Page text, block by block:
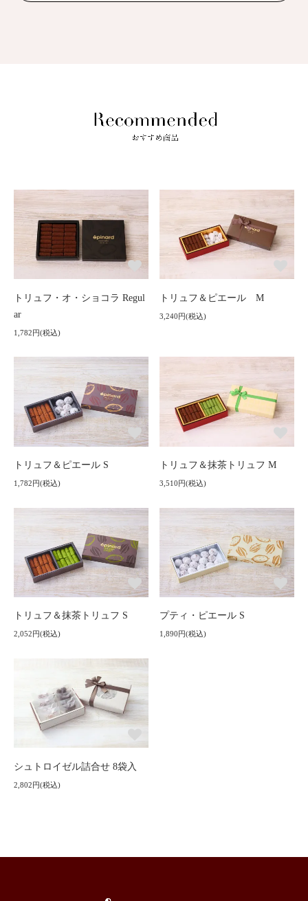
トリュフ・オ・ショコラ Regul
ar
1,782円(税込)
トリュフ＆ピエール M
3,240円(税込)
トリュフ＆ピエール S
1,782円(税込)
トリュフ＆抹茶トリュフ M
3,510円(税込)
トリュフ＆抹茶トリュフ S
2,052円(税込)
プティ・ピエール S
1,890円(税込)
シュトロイゼル詰合せ 8袋入
2,802円(税込)